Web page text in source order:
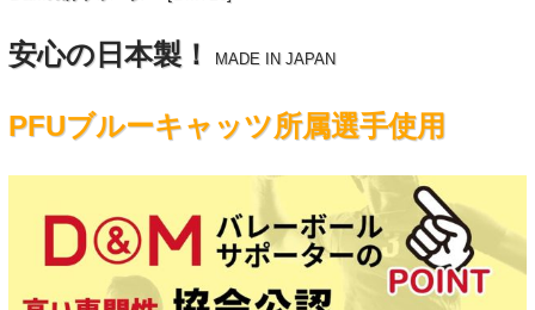
安心の日本製！ MADE IN JAPAN
PFUブルーキャッツ所属選手使用